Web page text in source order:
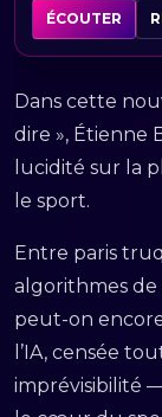
ÉCOUTER
Dans cette
dire », Étienne
lucidité sur la
le sport.
Entre paris
algorithmes
peut-on
l’IA, censée
imprévisibilité